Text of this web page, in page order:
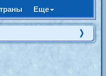
Еще